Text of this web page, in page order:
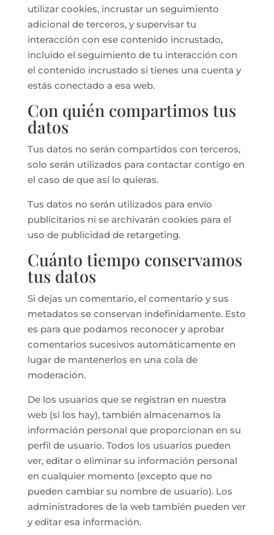
utilizar cookies, incrustar un seguimiento
adicional de terceros, y supervisar tu
interacción con ese contenido incrustado,
incluido el seguimiento de tu interacción con
el contenido incrustado si tienes una cuenta y
estás conectado a esa web.
Con quién compartimos tus
datos
Tus datos no serán compartidos con terceros,
solo serán utilizados para contactar contigo en
el caso de que así lo quieras.
Tus datos no serán utilizados para envío
publicitarios ni se archivarán cookies para el
uso de publicidad de retargeting.
Cuánto tiempo conservamos
tus datos
Si dejas un comentario, el comentario y sus
metadatos se conservan indefinidamente. Esto
es para que podamos reconocer y aprobar
comentarios sucesivos automáticamente en
lugar de mantenerlos en una cola de
moderación.
De los usuarios que se registran en nuestra
web (si los hay), también almacenamos la
información personal que proporcionan en su
perfil de usuario. Todos los usuarios pueden
ver, editar o eliminar su información personal
en cualquier momento (excepto que no
pueden cambiar su nombre de usuario). Los
administradores de la web también pueden ver
y editar esa información.